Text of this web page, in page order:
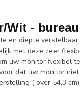
- bureau
en diepte
met deze zeer
uw monitor flexibel
dat uw monitor
( over 54,3